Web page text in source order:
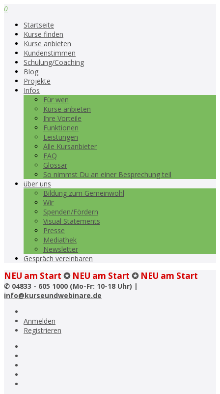
0
Startseite
Kurse finden
Kurse anbieten
Kundenstimmen
Schulung/Coaching
Blog
Projekte
Infos
Für wen
Kurse anbieten
Ihre Vorteile
Funktionen
Leistungen
Alle Kursanbieter
FAQ
Glossar
So nimmst Du an einer Besprechung teil
über uns
Bildung zum Gemeinwohl
Wir
Spenden/Fördern
Visual Statements
Presse
Mediathek
Newsletter
Gespräch vereinbaren
NEU am Start ✪ NEU am Start ✪ NEU am Start
✆ 04833 - 605 1000 (Mo-Fr: 10-18 Uhr) |
info@kurseundwebinare.de
Anmelden
Registrieren